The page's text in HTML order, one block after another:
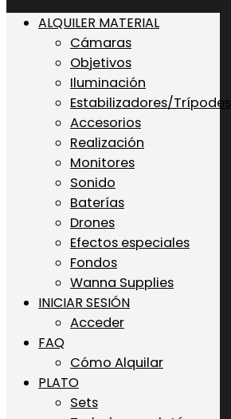
ALQUILER MATERIAL
Cámaras
Objetivos
Iluminación
Estabilizadores/Trípodes
Accesorios
Realización
Monitores
Sonido
Baterías
Drones
Efectos especiales
Fondos
Wanna Supplies
INICIAR SESIÓN
Acceder
FAQ
Cómo Alquilar
PLATO
Sets